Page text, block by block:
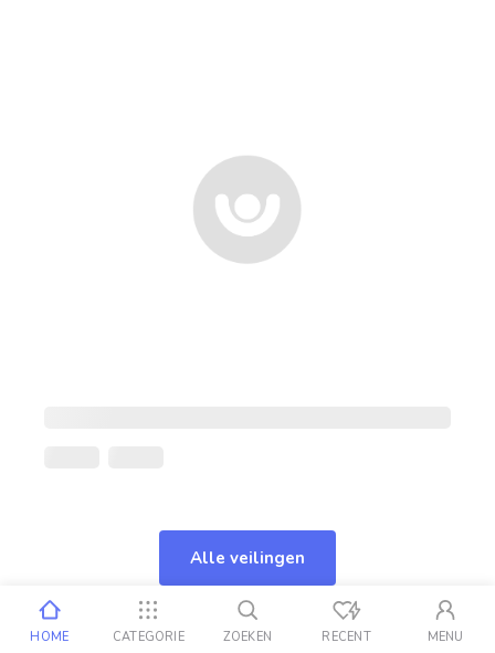
Alle veilingen
HOME CATEGORIE ZOEKEN RECENT MENU